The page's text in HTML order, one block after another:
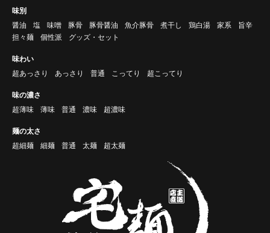
味別
醤油
塩 味噌 豚骨 豚骨醤油 魚介豚骨 煮干し 鶏白湯 家系
旨辛
担々麺
個性派 グッズ・セット
味わい
超あっさり
あっさり 普通 こってり 超こってり
味の濃さ
超薄味
薄味 普通 濃味 超濃味
麺の太さ
超細麺
細麺 普通 太麺 超太麺